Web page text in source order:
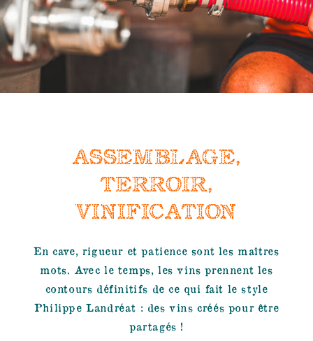
ASSEMBLAGE,
TERROIR,
VINIFICATION
En cave, rigueur et patience sont les maîtres
mots. Avec le temps, les vins prennent les
contours définitifs de ce qui fait le style
Philippe Landréat : des vins créés pour être
partagés !